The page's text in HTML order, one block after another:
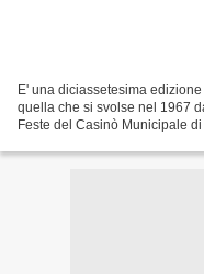
E' una diciassetesima
quella che si svolse nel 1967
Feste del Casinò Municipale